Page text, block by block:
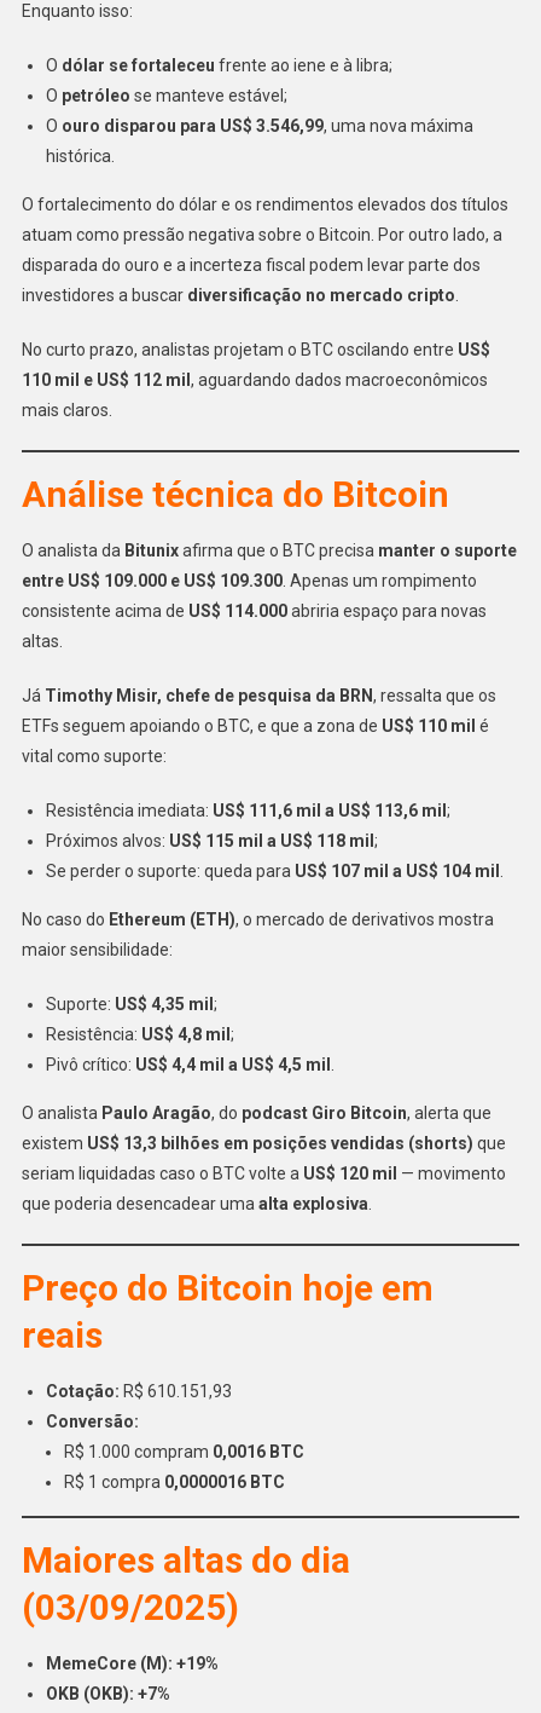
Enquanto isso:
O dólar se fortaleceu frente ao iene e à libra;
O petróleo se manteve estável;
O ouro disparou para US$ 3.546,99, uma nova máxima
histórica.
O fortalecimento do dólar e os rendimentos elevados dos títulos
atuam como pressão negativa sobre o Bitcoin. Por outro lado, a
disparada do ouro e a incerteza fiscal podem levar parte dos
investidores a buscar diversificação no mercado cripto.
No curto prazo, analistas projetam o BTC oscilando entre US$
110 mil e US$ 112 mil , aguardando dados macroeconômicos
mais claros.
Análise técnica do Bitcoin
O analista da Bitunixafirma que o BTC precisa manter o suporte
entre US$ 109.000 e US$ 109.300. Apenas um rompimento
consistente acima de US$ 114.000abriria espaço para novas
altas.
Já Timothy Misir, chefe de pesquisa da BRN, ressalta que os
ETFs seguem apoiando o BTC, e que a zona de US$ 110 mil é
vital como suporte:
Resistência imediata: US$ 111,6 mil a US$ 113,6 mil ;
Próximos alvos: US$ 115 mil a US$ 118 mil ;
Se perder o suporte: queda para US$ 107 mil a US$ 104 mil .
No caso do Ethereum (ETH), o mercado de derivativos mostra
maior sensibilidade:
Suporte: US$ 4,35 mil ;
Resistência: US$ 4,8 mil ;
Pivô crítico: US$ 4,4 mil a US$ 4,5 mil .
O analista Paulo Aragão, do podcast Giro Bitcoin, alerta que
existem US$ 13,3 bilhões em posições vendidas (shorts) que
seriam liquidadas caso o BTC volte a US$ 120 mil — movimento
que poderia desencadear umaalta explosiva.
Preço do Bitcoin hoje em
reais
Cotação: R$ 610.151,93
Conversão:
R$ 1.000 compram 0,0016 BTC
R$ 1 compra 0,0000016 BTC
Maiores altas do dia
(03/09/2025)
MemeCore (M): +19%
OKB (OKB): +7%